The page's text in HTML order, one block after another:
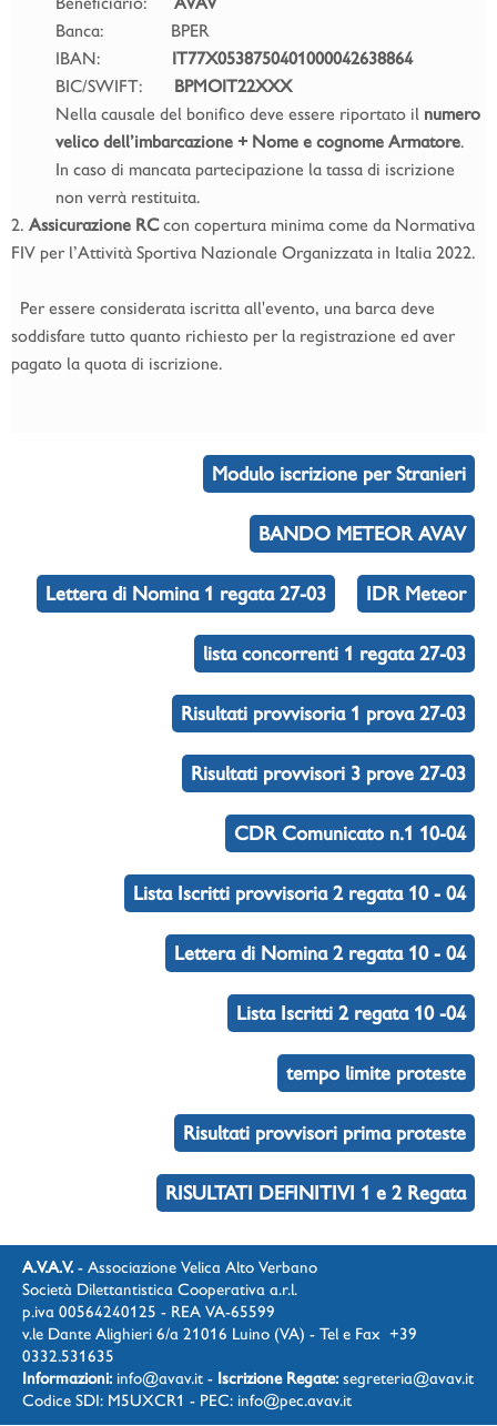
Banca: BPER
IBAN: IT77X0538750401000042638864
BIC/SWIFT: BPMOIT22XXX
Nella causale del bonifico deve essere riportato il numero
velico dell’imbarcazione + Nome e cognome Armatore.
In caso di mancata partecipazione la tassa di iscrizione
non verrà restituita.
2. Assicurazione RCcon copertura minima come da Normativa
FIV per l’Attività Sportiva Nazionale Organizzata in Italia 2022.
Per essere considerata iscritta all'evento, una barca deve
soddisfare tutto quanto richiesto per la registrazione ed aver
pagato la quota di iscrizione.
Modulo iscrizione per Stranieri
BANDO METEOR AVAV
Lettera di Nomina 1 regata 27-03 IDR Meteor
lista concorrenti 1 regata 27-03
Risultati provvisoria 1 prova 27-03
Risultati provvisori 3 prove 27-03
CDR Comunicato n.1 10-04
Lista Iscritti provvisoria 2 regata 10 - 04
Lettera di Nomina 2 regata 10 - 04
Lista Iscritti 2 regata 10 -04
tempo limite proteste
Risultati provvisori prima proteste
RISULTATI DEFINITIVI 1 e 2 Regata
A.V.A.V. - Associazione Velica Alto Verbano
Società Dilettantistica Cooperativa a.r.l.
p.iva 00564240125 - REA VA-65599
v.le Dante Alighieri 6/a 21016 Luino (VA) - Tel e Fax +39
0332.531635
Informazioni: info@avav.it - Iscrizione Regate: segreteria@avav.it
Codice SDI: M5UXCR1 - PEC: info@pec.avav.it